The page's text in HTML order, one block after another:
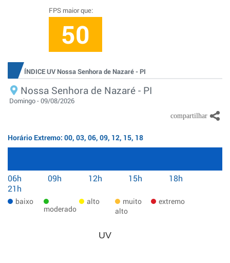
FPS maior que:
50
ÍNDICE UV Nossa Senhora de Nazaré - PI
Nossa Senhora de Nazaré - PI
Domingo - 09/08/2026
Horário Extremo: 00, 03, 06, 09, 12, 15, 18
06h 09h 12h 15h
18h
21h
baixo
moderado
alto
muito
alto
extremo
UV